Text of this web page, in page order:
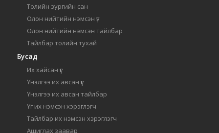
Толийн зургийн сан
Олон нийтийн нэмсэн үг
Олон нийтийн нэмсэн тайлбар
Тайлбар толийн тухай
Бусад
Их хайсан үг
Үнэлгээ их авсан үг
Үнэлгээ их авсан тайлбар
Үг их нэмсэн хэрэглэгч
Тайлбар их нэмсэн хэрэглэгч
Ашиглах заавар